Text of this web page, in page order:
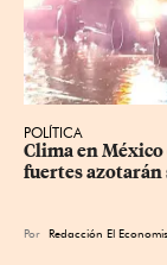
POLÍTICA
Clima en
fuertes azotarán
Por Redacción El